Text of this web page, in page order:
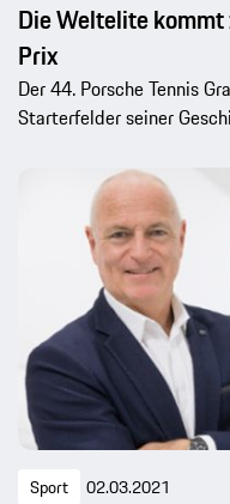
Die Weltelite kommt
Prix
Der 44. Porsche Tennis
Starterfelder seiner
Sport 02.03.2021